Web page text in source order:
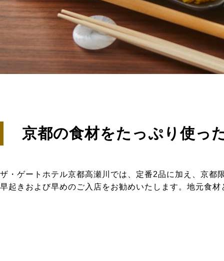
京都の食材をたっぷり使っ
ザ・ゲートホテル京都高瀬川では、定番2品に加え、京
早起きおよび早めのご入店をお勧めいたします。地元食